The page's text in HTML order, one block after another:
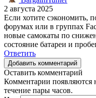
2 августа 2025
Если хотите сэкономить,
форумах или в группах
новые самокаты по
состояние батареи и
Ответить
Добавить комментарий
Оставить комментарий
Комментарии появляются
течение пары часов.